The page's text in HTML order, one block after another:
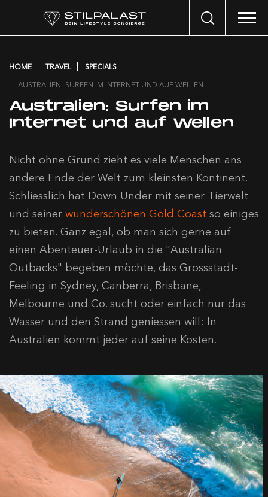
Search
HOME TRAVEL
SPECIALS
AUSTRALIEN: SURFEN IM INTERNET UND AUF WELLEN
Australien: Surfen im
Internet und auf Wellen
Nicht ohne Grund zieht es viele Menschen ans
andere Ende der Welt zum kleinsten Kontinent.
Schliesslich hat Down Under mit seiner Tierwelt
und seiner wunderschönen Gold Coast so einiges
zu bieten. Ganz egal, ob man sich gerne auf
einen Abenteuer-Urlaub in die "Australian
Outbacks" begeben möchte, das Grossstadt-
Feeling in Sydney, Canberra, Brisbane,
Melbourne und Co. sucht oder einfach nur das
Wasser und den Strand geniessen will: In
Australien kommt jeder auf seine Kosten.